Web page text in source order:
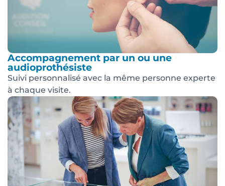
Accompagnement par un ou une
audioprothésiste
Suivi personnalisé avec la même personne experte
à chaque visite.